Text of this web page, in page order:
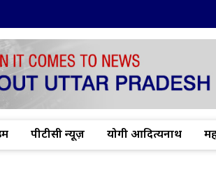
पीटीसी न्यूज़ योगी आदित्यनाथ